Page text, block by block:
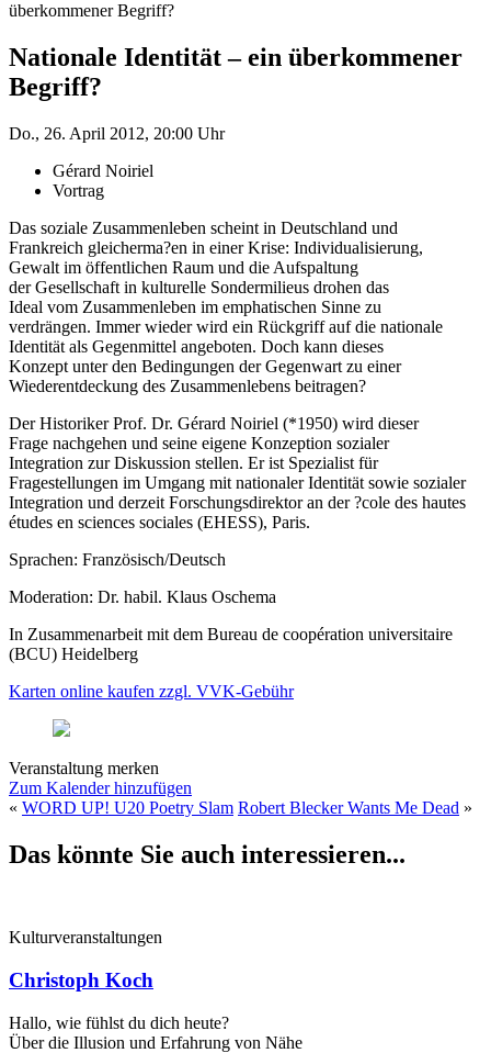
überkommener Begriff?
Nationale Identität – ein überkommener
Begriff?
Do., 26. April 2012, 20:00 Uhr
Gérard Noiriel
Vortrag
Das soziale Zusammenleben scheint in Deutschland und
Frankreich gleicherma?en in einer Krise: Individualisierung,
Gewalt im öffentlichen Raum und die Aufspaltung
der Gesellschaft in kulturelle Sondermilieus drohen das
Ideal vom Zusammenleben im emphatischen Sinne zu
verdrängen. Immer wieder wird ein Rückgriff auf die nationale
Identität als Gegenmittel angeboten. Doch kann dieses
Konzept unter den Bedingungen der Gegenwart zu einer
Wiederentdeckung des Zusammenlebens beitragen?
Der Historiker Prof. Dr. Gérard Noiriel (*1950) wird dieser
Frage nachgehen und seine eigene Konzeption sozialer
Integration zur Diskussion stellen. Er ist Spezialist für
Fragestellungen im Umgang mit nationaler Identität sowie sozialer
Integration und derzeit Forschungsdirektor an der ?cole des hautes
études en sciences sociales (EHESS), Paris.
Sprachen: Französisch/Deutsch
Moderation: Dr. habil. Klaus Oschema
In Zusammenarbeit mit dem Bureau de coopération universitaire
(BCU) Heidelberg
Karten online kaufen zzgl. VVK-Gebühr
Veranstaltung merken
Zum Kalender hinzufügen
« WORD UP! U20 Poetry Slam Robert Blecker Wants Me Dead »
Das könnte Sie auch interessieren...
Kulturveranstaltungen
Christoph Koch
Hallo, wie fühlst du dich heute?
Über die Illusion und Erfahrung von Nähe